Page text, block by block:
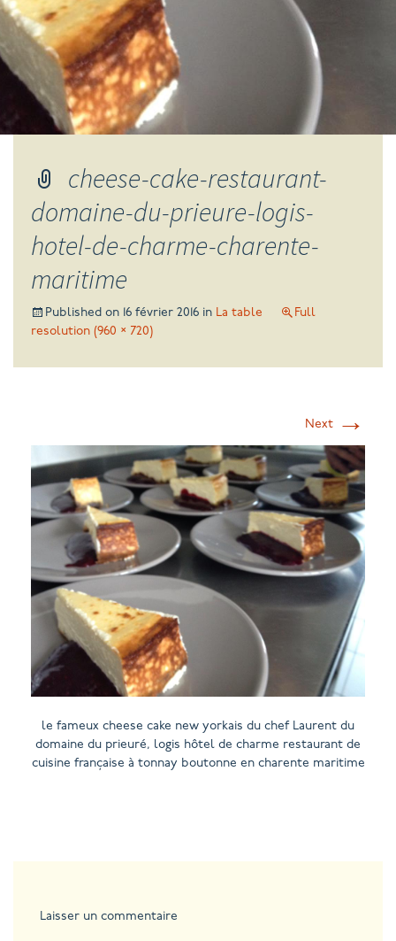
cheese-cake-restaurant-
domaine-du-prieure-logis-
hotel-de-charme-charente-
maritime
Published on 16 février 2016 in La table
Full
resolution (960 × 720)
Next →
le fameux cheese cake new yorkais du chef Laurent du
domaine du prieuré, logis hôtel de charme restaurant de
cuisine française à tonnay boutonne en charente maritime
Laisser un commentaire